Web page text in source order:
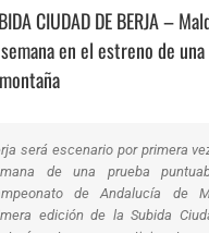
CIUDAD DE BERJA –
en el estreno de
será escenario por primera
de una prueba
de Andalucía de
edición de la Subida